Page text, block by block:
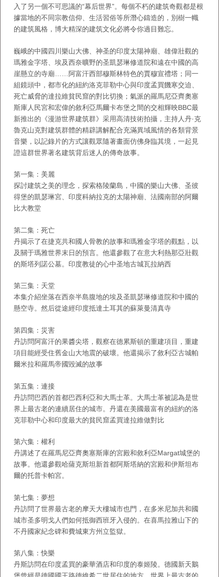
入了另一個不可思議的“幕后世界”。每個不朽的建筑奇觀都是根
據當地的不同宗教信仰、生活習俗等所潛心鑄造的，別樹一幟
的建筑風格，博大精深的建筑文化必將令你過目難忘。
巍峨的中國四川樂山大佛、神圣的印度太陽神廟、雄偉壯觀的
瑪雅金字塔、埃及西奈曠野的圣凱瑟琳修道院和遠在中國的高
崖懸立的寺廟……阿富汗西部穆斯林特色的賈穆宣禮塔；同一
組鏡頭中，都市化的紐約洛克菲勒中心與印度孟買饑寒交迫、
死亡威脅的達拉維貧民窟的對比切換；氣派的羅馬尼亞齊奧塞
斯庫人民宮和宏偉的敘利亞馬爾卡布堡之間的交相輝映BBC最
新推出的《漫游世界建筑群》采用高清技術拍攝，主持人丹·克
魯克山克對建筑群體的精辟講解配合充滿異域風情的各類背景
音樂，以記錄片的方式讓觀眾隨著畫面仿佛身臨其境，一起見
證這群世界著名建筑背后迷人的傳奇故事。
第一集：美麗
探討建筑之美的理念，探索格陵蘭島，中國的樂山大佛、圣彼
得堡的凱瑟琳宮、印度科納拉克的太陽神廟、法國南部的阿爾
比大教堂
第二集：死亡
丹揭示了在捷克共和國人骨教的故事和瑪雅金字塔的觀點，以
及關于瑪雅世界末日的預言。他還參觀了在意大利熱那亞壯觀
的斯塔列諾公墓。印度教徒的心中圣地古城瓦拉納西
第三集：天堂
本集介紹坐落在西奈半島腹地的埃及圣凱瑟琳修道院和中國的
懸空寺。然后從途經印度抵達土耳其的蘇萊曼清真寺
第四集：災害
丹訪問阿富汗的果醬尖塔，觀察在德累斯頓的重建項目，重建
項目能經受住舊金山大地震的破壞。他還揭示了敘利亞古城帕
爾米拉和羅馬帝國毀滅的故事
第五集：連接
丹訪問巴西的首都巴西利亞和大馬士革。大馬士革被認為是世
界上最古老的連續居住的城市。丹還在美國最富有的紐約的洛
克菲勒中心和印度最大的貧民窟孟買達拉維做對比
第六集：權利
丹講述了在羅馬尼亞齊奧塞斯庫的宮殿和敘利亞Margat城堡的
故事。他還參觀哈薩克斯坦新首都阿斯塔納的宮殿和伊斯坦布
爾的托普卡帕宮。
第七集：夢想
丹訪問了世界最古老的摩天大樓城市也門，在多米尼加共和國
城市圣多明戈人們如何抵御西班牙入侵的。在喜馬拉雅山下的
不丹國家紀念碑和費城東方州立監獄。
第八集：快樂
丹斯訪問在印度孟買的豪華酒店和印度的泰姬陵。德國新天鵝